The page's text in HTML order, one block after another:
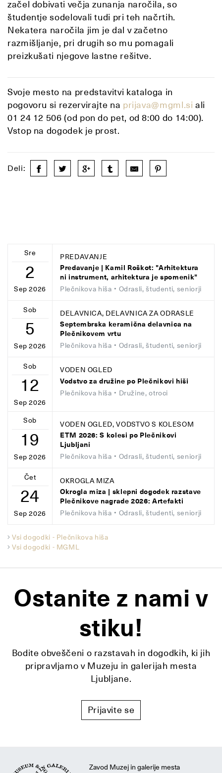
začel dobivati večja zunanja naročila, so
študentje sodelovali tudi pri teh načrtih.
Nekatera naročila jim je dal v začetno
razmišljanje, pri drugih so mu pomagali
preizkušati njegove lastne rešitve.
Svoje mesto na predstavitvi kataloga in
pogovoru si rezervirajte na prijava@mgml.si ali
01 24 12 506 (od pon do pet, od 8:00 do 14:00).
Vstop na dogodek je prost.
Deli:
Sre
2
Sep 2026
PREDAVANJE
Predavanje | Kamil Roškot: "Arhitektura
ni instrument, arhitektura je spomenik"
Plečnikova hiša • Odrasli, študenti, seniorji
Sob
5
Sep 2026
DELAVNICA, DELAVNICA ZA ODRASLE
Septembrska keramična delavnica na
Plečnikovem vrtu
Plečnikova hiša • Odrasli, študenti, seniorji
Sob
12
Sep 2026
VODEN OGLED
Vodstvo za družine po Plečnikovi hiši
Plečnikova hiša • Družine, otroci
Sob
19
Sep 2026
VODEN OGLED, VODSTVO S KOLESOM
ETM 2026: S kolesi po Plečnikovi
Ljubljani
Plečnikova hiša • Odrasli, študenti, seniorji
Čet
24
Sep 2026
OKROGLA MIZA
Okrogla miza | sklepni dogodek razstave
Plečnikove nagrade 2026: Artefakti
Plečnikova hiša • Odrasli, študenti, seniorji
Vsi dogodki - Plečnikova hiša
Vsi dogodki - MGML
Ostanite z nami v
stiku!
Bodite obveščeni o razstavah in dogodkih, ki jih
pripravljamo v Muzeju in galerijah mesta
Ljubljane.
Prijavite se
Zavod Muzej in galerije mesta